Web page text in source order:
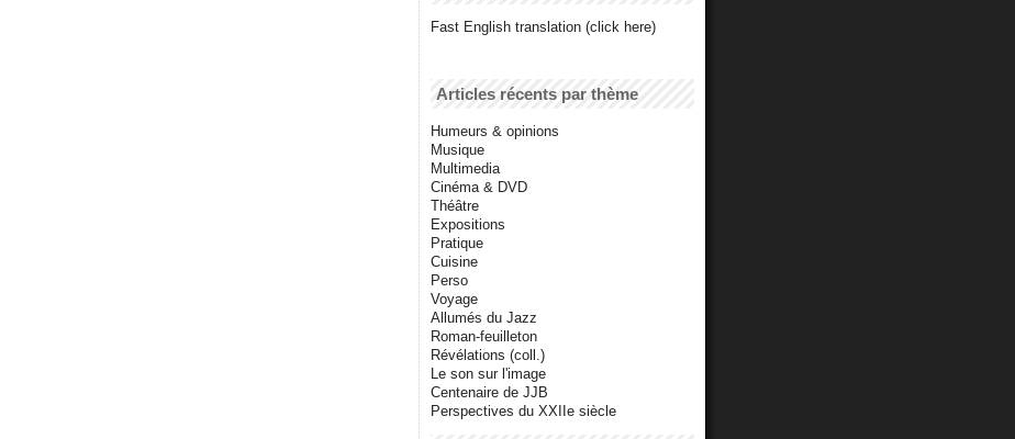
Fast English translation (click here)
Articles récents par thème
Humeurs & opinions
Musique
Multimedia
Cinéma & DVD
Théâtre
Expositions
Pratique
Cuisine
Perso
Voyage
Allumés du Jazz
Roman-feuilleton
Révélations (coll.)
Le son sur l'image
Centenaire de JJB
Perspectives du XXIIe siècle